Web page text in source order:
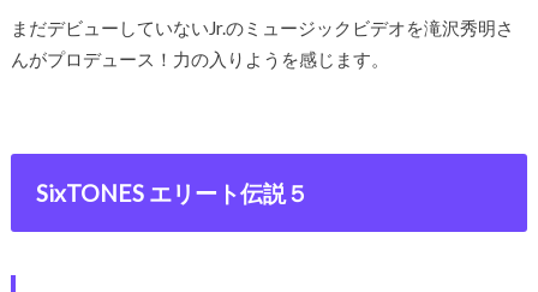
まだデビューしていないJr.のミュージックビデオを滝沢秀明さ
んがプロデュース！力の入りようを感じます。
SixTONES エリート伝説５